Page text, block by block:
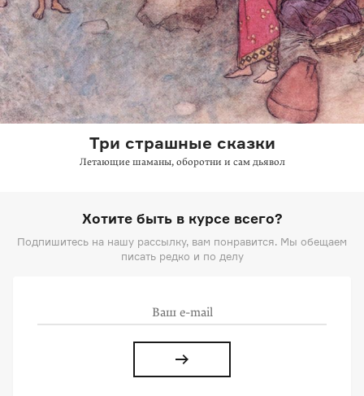
Три страшные сказки
Летающие шаманы, оборотни и сам дьявол
Хотите быть в курсе всего?
Подпишитесь на нашу рассылку, вам понравится. Мы обещаем
писать редко и по делу